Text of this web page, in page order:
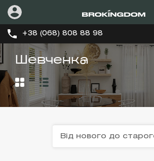
+38 (068) 808 88 98
Шевченка
Від нового до